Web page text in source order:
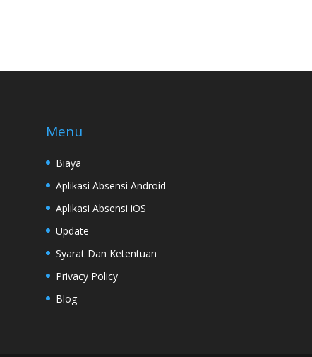
Menu
Biaya
Aplikasi Absensi Android
Aplikasi Absensi iOS
Update
Syarat Dan Ketentuan
Privacy Policy
Blog